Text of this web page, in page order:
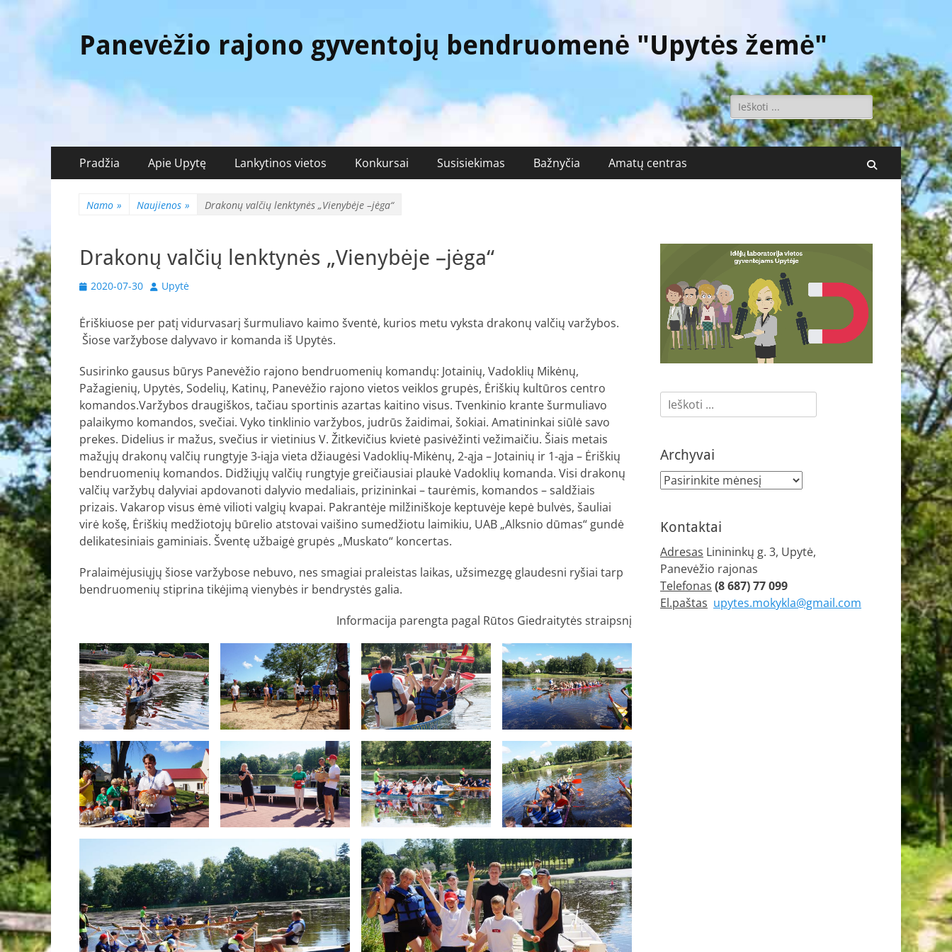
Panevėžio rajono gyventojų bendruomenė "Upytės žemė"
Ieškoti:
Pagrindinis
meniu
prie
Pradžia Apie Upytę Lankytinos vietos Konkursai Susisiekimas Bažnyčia Amatų centras Поиск
Namo » Naujienos » Drakonų valčių lenktynės „Vienybėje –jėga“
Drakonų valčių lenktynės „Vienybėje –jėga“
Paskelbta
2020-07-30 Autorius
Upytė
Ėriškiuose per patį vidurvasarį šurmuliavo kaimo šventė, kurios metu vyksta drakonų valčių varžybos.
Šiose varžybose dalyvavo ir komanda iš Upytės.
Susirinko gausus būrys Panevėžio rajono bendruomenių komandų: Jotainių, Vadoklių Mikėnų,
Pažagienių, Upytės, Sodelių, Katinų, Panevėžio rajono vietos veiklos grupės, Ėriškių kultūros centro
komandos.Varžybos draugiškos, tačiau sportinis azartas kaitino visus. Tvenkinio krante šurmuliavo
palaikymo komandos, svečiai. Vyko tinklinio varžybos, judrūs žaidimai, šokiai. Amatininkai siūlė savo
prekes. Didelius ir mažus, svečius ir vietinius V. Žitkevičius kvietė pasivėžinti vežimaičiu. Šiais metais
mažųjų drakonų valčių rungtyje 3-iąja vieta džiaugėsi Vadoklių-Mikėnų, 2-ąja – Jotainių ir 1-ąja – Ėriškių
bendruomenių komandos. Didžiųjų valčių rungtyje greičiausiai plaukė Vadoklių komanda. Visi drakonų
valčių varžybų dalyviai apdovanoti dalyvio medaliais, prizininkai – taurėmis, komandos – saldžiais
prizais. Vakarop visus ėmė vilioti valgių kvapai. Pakrantėje milžiniškoje keptuvėje kepė bulvės, šauliai
virė košę, Ėriškių medžiotojų būrelio atstovai vaišino sumedžiotu laimikiu, UAB „Alksnio dūmas“ gundė
delikatesiniais gaminiais. Šventę užbaigė grupės „Muskato“ koncertas.
Pralaimėjusiųjų šiose varžybose nebuvo, nes smagiai praleistas laikas, užsimezgę glaudesni ryšiai tarp
bendruomenių stiprina tikėjimą vienybės ir bendrystės galia.
Informacija parengta pagal Rūtos Giedraitytės straipsnį
Ieškoti:
Archyvai
Archyvai
Kontaktai
Adresas Linininkų g. 3, Upytė,
Panevėžio rajonas
Telefonas (8 687) 77 099
El.paštas upytes.mokykla@gmail.com